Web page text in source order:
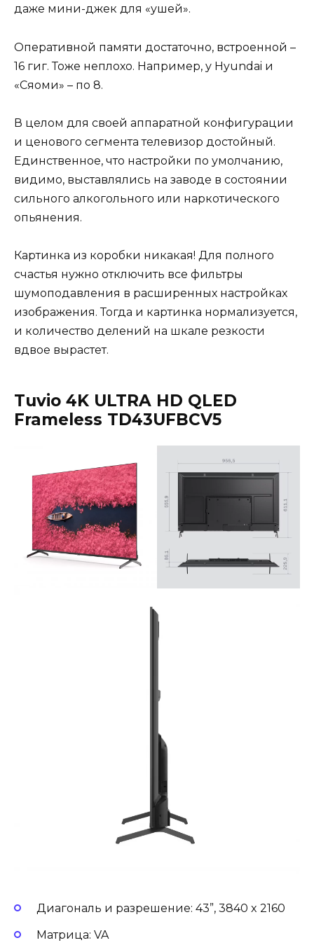
даже мини-джек для «ушей».
Оперативной памяти достаточно, встроенной –
16 гиг. Тоже неплохо. Например, у Hyundai и
«Сяоми» – по 8.
В целом для своей аппаратной конфигурации
и ценового сегмента телевизор достойный.
Единственное, что настройки по умолчанию,
видимо, выставлялись на заводе в состоянии
сильного алкогольного или наркотического
опьянения.
Картинка из коробки никакая! Для полного
счастья нужно отключить все фильтры
шумоподавления в расширенных настройках
изображения. Тогда и картинка нормализуется,
и количество делений на шкале резкости
вдвое вырастет.
Tuvio 4K ULTRA HD QLED
Frameless TD43UFBCV5
Диагональ и разрешение: 43”, 3840 x 2160
Матрица: VA